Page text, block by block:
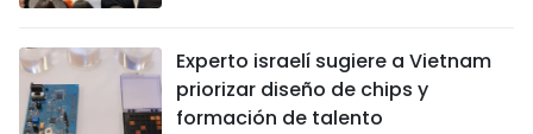
Experto israelí sugiere a Vietnam
priorizar diseño de chips y
formación de talento